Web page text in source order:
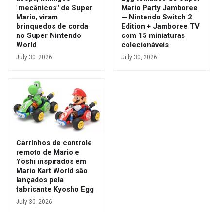
"mecânicos" de Super
Mario, viram
brinquedos de corda
no Super Nintendo
World
July 30, 2026
Mario Party Jamboree
— Nintendo Switch 2
Edition + Jamboree TV
com 15 miniaturas
colecionáveis
July 30, 2026
Carrinhos de controle
remoto de Mario e
Yoshi inspirados em
Mario Kart World são
lançados pela
fabricante Kyosho Egg
July 30, 2026